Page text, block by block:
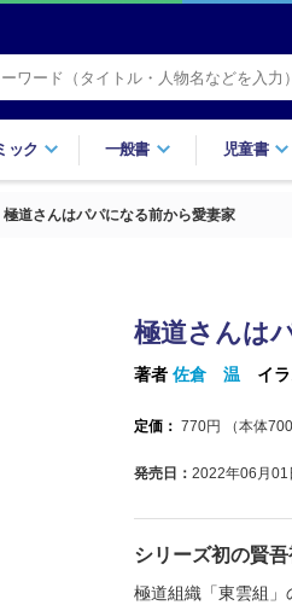
ック 一般書 児童書
極道さんはパパになる前から愛妻家
極道さんは
著者 佐倉 温 イ
定価： 770円 （本体700
発売日： 2022年06月01
シリーズ初の賢
極道組織「東雲組」